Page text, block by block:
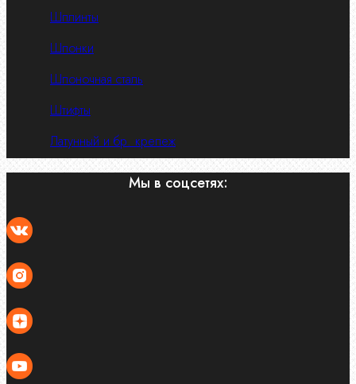
Шплинты
Шпонки
Шпоночная сталь
Штифты
Латунный и бр. крепеж
Мы в соцсетях: